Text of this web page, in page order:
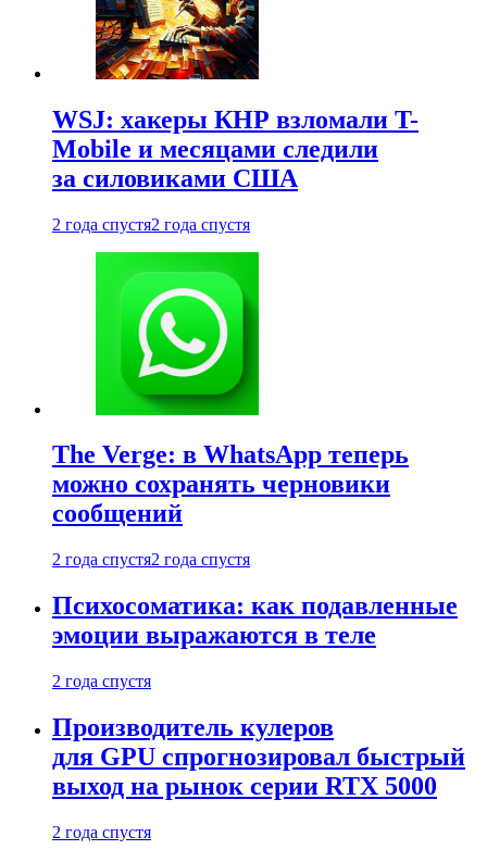
WSJ: хакеры КНР взломали T-
Mobile и месяцами следили
за силовиками США
2 года спустя2 года спустя
The Verge: в WhatsApp теперь
можно сохранять черновики
сообщений
2 года спустя2 года спустя
Психосоматика: как подавленные
эмоции выражаются в теле
2 года спустя
Производитель кулеров
для GPU спрогнозировал быстрый
выход на рынок серии RTX 5000
2 года спустя